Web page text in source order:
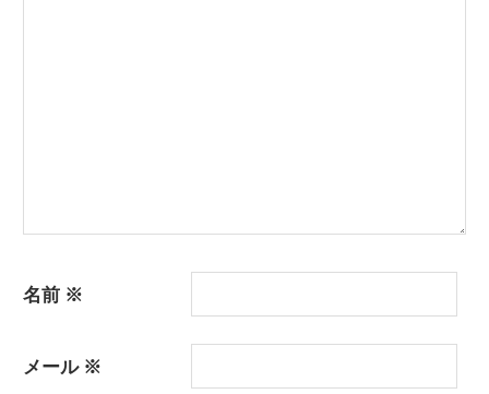
名前 ※
メール ※